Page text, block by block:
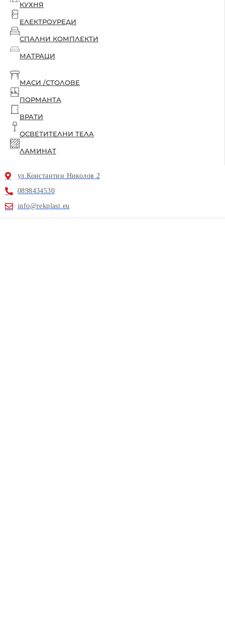
КУХНЯ
ЕЛЕКТРОУРЕДИ
СПАЛНИ КОМПЛЕКТИ
МАТРАЦИ
МАСИ /СТОЛОВЕ
ПОРМАНТА
ВРАТИ
ОСВЕТИТЕЛНИ ТЕЛА
ЛАМИНАТ
ул.Константин Николов 2
0898434530
info@rekplast.eu